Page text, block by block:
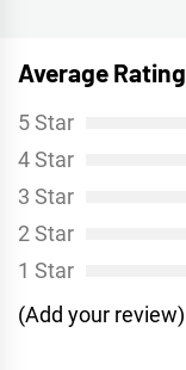
ョ
ン
稿:
Average Rating
5 Star
4 Star
3 Star
2 Star
1 Star
(Add your review)